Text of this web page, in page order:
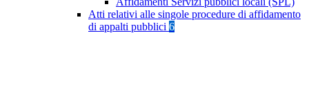
Atti relativi alle singole procedure di affidamento
di appalti pubblici 6